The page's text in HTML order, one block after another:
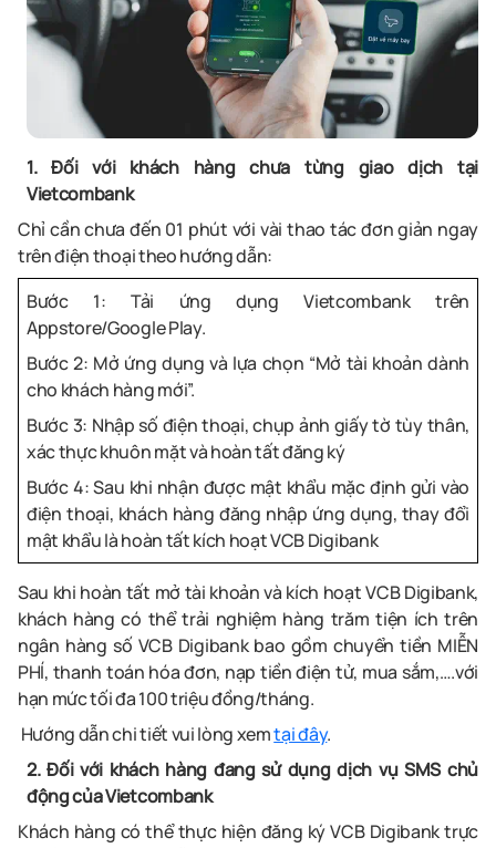
1. Đối với khách hàng chưa từng giao dịch tại
Vietcombank
Chỉ cần chưa đến 01 phút với vài thao tác đơn giản ngay
trên điện thoại theo hướng dẫn:
Bước 1: Tải ứng dụng Vietcombank trên
Appstore/Google Play.
Bước 2: Mở ứng dụng và lựa chọn “Mở tài khoản dành
cho khách hàng mới”.
Bước 3: Nhập số điện thoại, chụp ảnh giấy tờ tùy thân,
xác thực khuôn mặt và hoàn tất đăng ký
Bước 4: Sau khi nhận được mật khẩu mặc định gửi vào
điện thoại, khách hàng đăng nhập ứng dụng, thay đổi
mật khẩu là hoàn tất kích hoạt VCB Digibank
Sau khi hoàn tất mở tài khoản và kích hoạt VCB Digibank,
khách hàng có thể trải nghiệm hàng trăm tiện ích trên
ngân hàng số VCB Digibank bao gồm chuyển tiền MIỄN
PHÍ, thanh toán hóa đơn, nạp tiền điện tử, mua sắm,….với
hạn mức tối đa 100 triệu đồng/tháng.
Hướng dẫn chi tiết vui lòng xemtại đây.
2. Đối với khách hàng đang sử dụng dịch vụ SMS chủ
động của Vietcombank
Khách hàng có thể thực hiện đăng ký VCB Digibank trực